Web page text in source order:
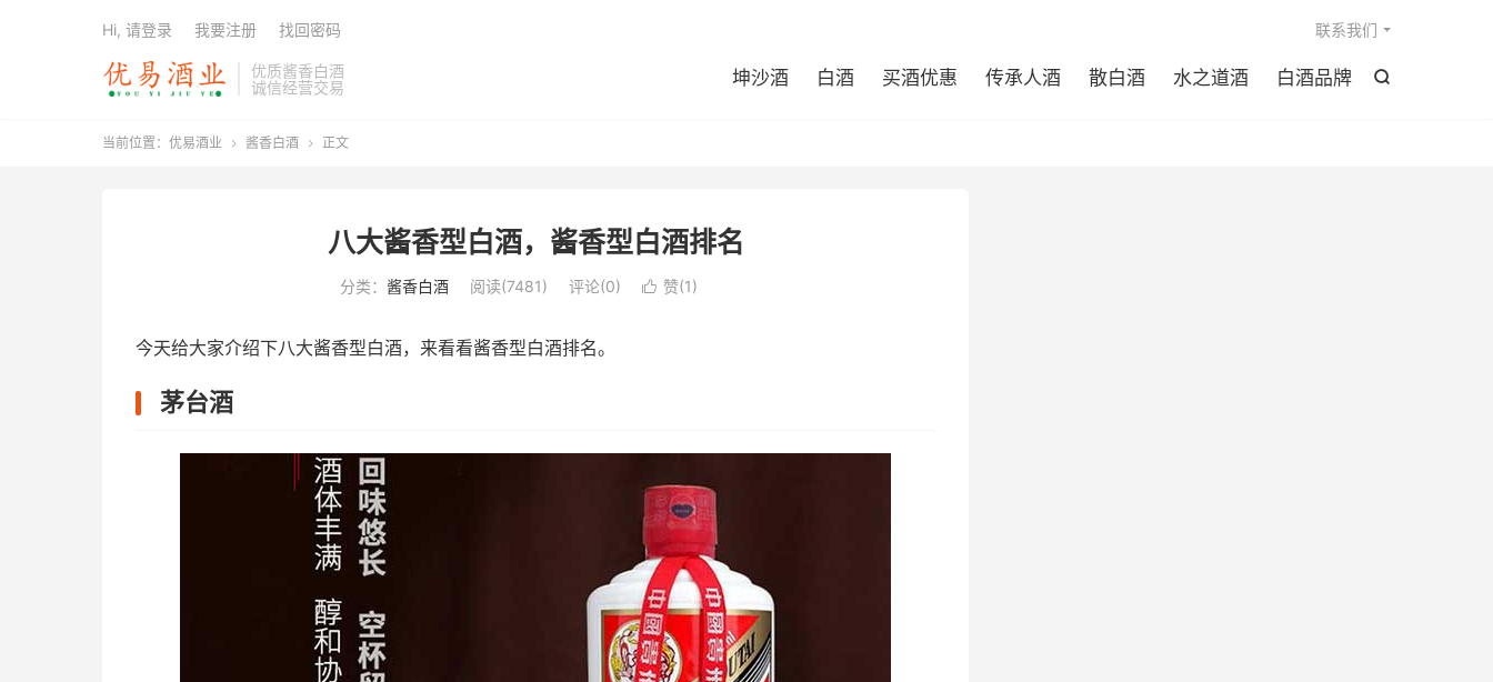
优质酱香白酒
诚信经营交易

坤沙酒 白酒 买酒优惠 传承人酒 散白酒 水之道酒 白酒品牌
联系我们
Hi, 请登录 我要注册 找回密码
当前位置： 优易酒业  酱香白酒  正文
八大酱香型白酒，酱香型白酒排名
分类： 酱香白酒 阅读(7481) 评论(0)  赞(1)
今天给大家介绍下八大酱香型白酒，来看看酱香型白酒排名。
茅台酒